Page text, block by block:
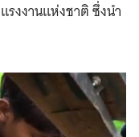
งงานแห่งชาติ ซึ่งนำ